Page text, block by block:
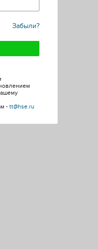
Забыли?
- tt@hse.ru